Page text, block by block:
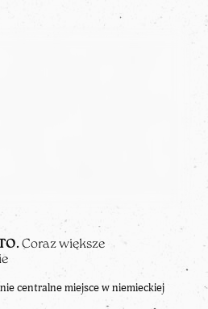
Coraz większe
centralne miejsce w niemieckiej